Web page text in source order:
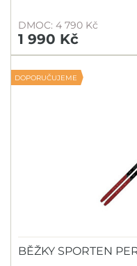
DMOC: 4 790 Kč
1 990 Kč
DOPORUČUJEME
BĚŽKY SPORTEN